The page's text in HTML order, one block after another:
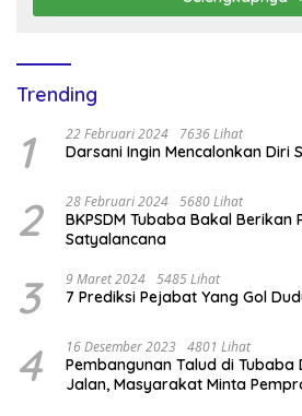
Trending
1 22 Februari 2024 7636 Lihat
Darsani Ingin Mencalonkan Diri
2 28 Februari 2024 5680 Lihat
BKPSDM Tubaba Bakal Berikan
Satyalancana
3 9 Maret 2024 5485 Lihat
7 Prediksi Pejabat Yang Gol
4 16 Desember 2023 4801 Lihat
Pembangunan Talud di Tubaba
Jalan, Masyarakat Minta